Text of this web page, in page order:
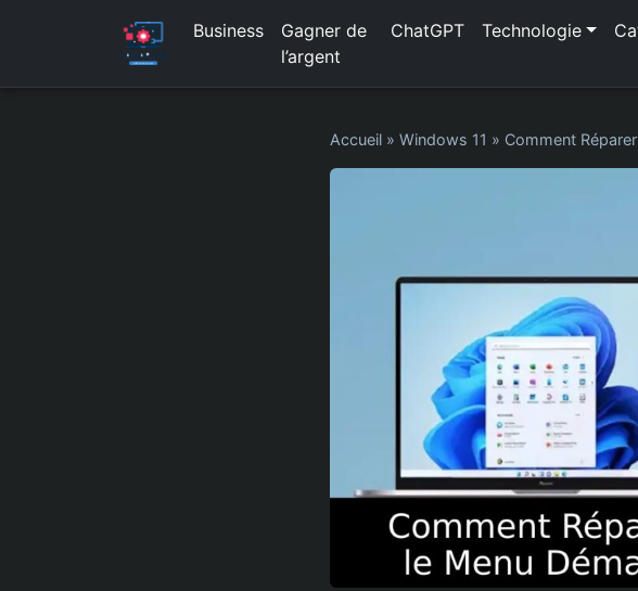
Business
Gagner de
l’argent
ChatGPT Technologie
Accueil » Windows 11 » Comment